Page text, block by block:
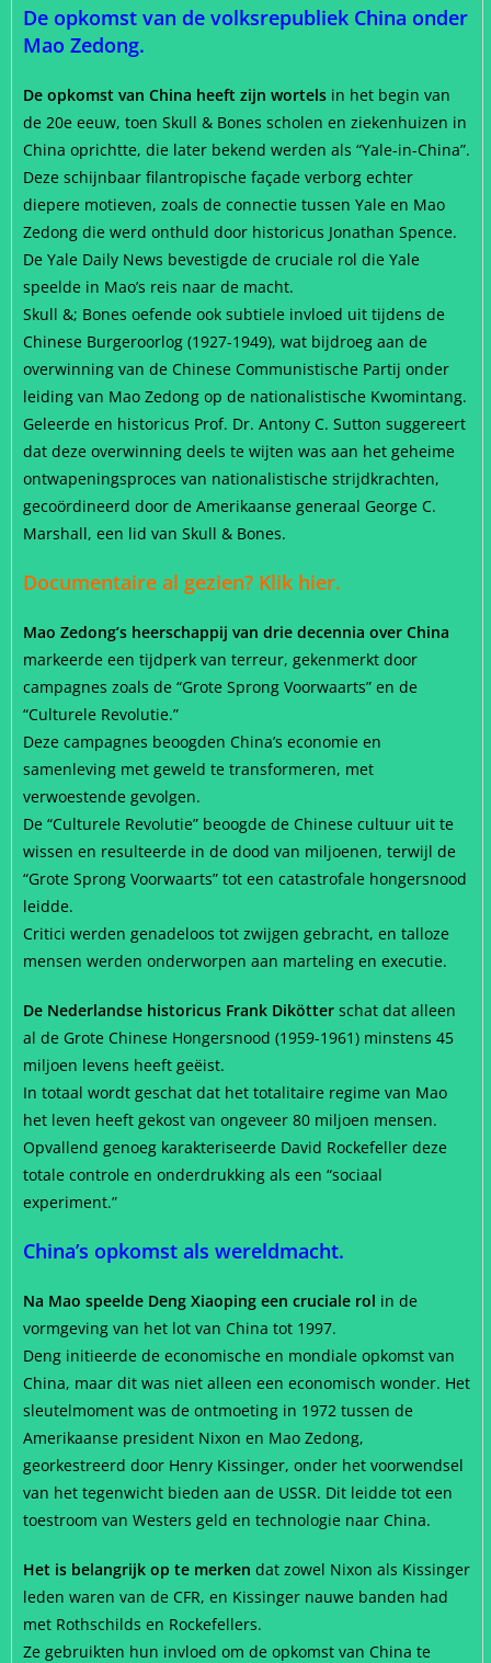
De opkomst van de volksrepubliek China onder
Mao Zedong.
De opkomst van China heeft zijn wortels in het begin van
de 20e eeuw, toen Skull & Bones scholen en ziekenhuizen in
China oprichtte, die later bekend werden als “Yale-in-China”.
Deze schijnbaar filantropische façade verborg echter
diepere motieven, zoals de connectie tussen Yale en Mao
Zedong die werd onthuld door historicus Jonathan Spence.
De Yale Daily News bevestigde de cruciale rol die Yale
speelde in Mao’s reis naar de macht.
Skull &; Bones oefende ook subtiele invloed uit tijdens de
Chinese Burgeroorlog (1927-1949), wat bijdroeg aan de
overwinning van de Chinese Communistische Partij onder
leiding van Mao Zedong op de nationalistische Kwomintang.
Geleerde en historicus Prof. Dr. Antony C. Sutton suggereert
dat deze overwinning deels te wijten was aan het geheime
ontwapeningsproces van nationalistische strijdkrachten,
gecoördineerd door de Amerikaanse generaal George C.
Marshall, een lid van Skull & Bones.
Documentaire al gezien? Klik hier.
Mao Zedong’s heerschappij van drie decennia over China
markeerde een tijdperk van terreur, gekenmerkt door
campagnes zoals de “Grote Sprong Voorwaarts” en de
“Culturele Revolutie.”
Deze campagnes beoogden China’s economie en
samenleving met geweld te transformeren, met
verwoestende gevolgen.
De “Culturele Revolutie” beoogde de Chinese cultuur uit te
wissen en resulteerde in de dood van miljoenen, terwijl de
“Grote Sprong Voorwaarts” tot een catastrofale hongersnood
leidde.
Critici werden genadeloos tot zwijgen gebracht, en talloze
mensen werden onderworpen aan marteling en executie.
De Nederlandse historicus Frank Dikötter schat dat alleen
al de Grote Chinese Hongersnood (1959-1961) minstens 45
miljoen levens heeft geëist.
In totaal wordt geschat dat het totalitaire regime van Mao
het leven heeft gekost van ongeveer 80 miljoen mensen.
Opvallend genoeg karakteriseerde David Rockefeller deze
totale controle en onderdrukking als een “sociaal
experiment.”
China’s opkomst als wereldmacht.
Na Mao speelde Deng Xiaoping een cruciale rol in de
vormgeving van het lot van China tot 1997.
Deng initieerde de economische en mondiale opkomst van
China, maar dit was niet alleen een economisch wonder. Het
sleutelmoment was de ontmoeting in 1972 tussen de
Amerikaanse president Nixon en Mao Zedong,
georkestreerd door Henry Kissinger, onder het voorwendsel
van het tegenwicht bieden aan de USSR. Dit leidde tot een
toestroom van Westers geld en technologie naar China.
Het is belangrijk op te merken dat zowel Nixon als Kissinger
leden waren van de CFR, en Kissinger nauwe banden had
met Rothschilds en Rockefellers.
Ze gebruikten hun invloed om de opkomst van China te